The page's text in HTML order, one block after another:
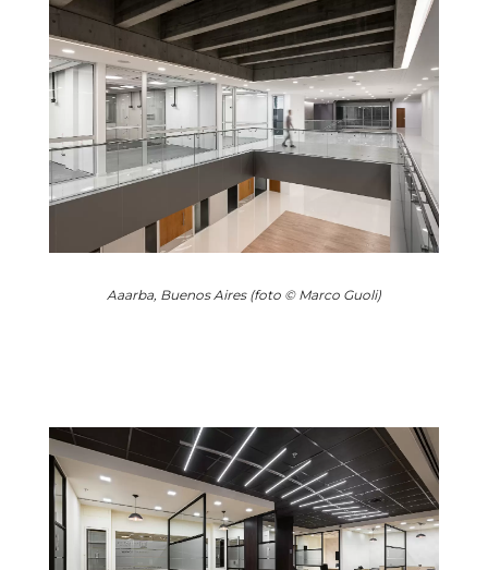
Aaarba, Buenos Aires (foto © Marco Guoli)